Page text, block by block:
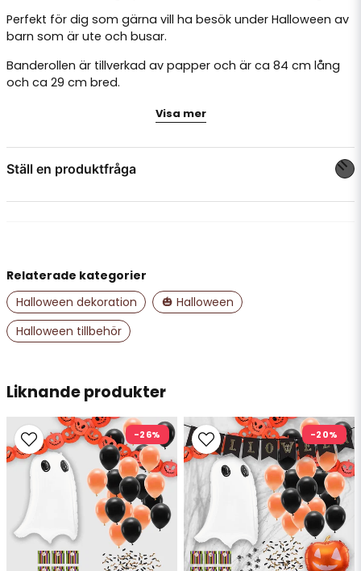
Perfekt för dig som gärna vill ha besök under Halloween av
barn som är ute och busar.
Banderollen är tillverkad av papper och är ca 84 cm lång
och ca 29 cm bred.
Eftersom banderollen är tillverkad av papper så
rekommenderar vi att den hängs upp på en dörr som är
skyddad mot direkt regn.
Visa mer
Ställ en produktfråga
name
Namn
Ja, ni får publicera min fråga
Liknande produkter
-26% -20%
Relaterade kategorier
Halloween dekoration
🎃 Halloween
Halloween tillbehör